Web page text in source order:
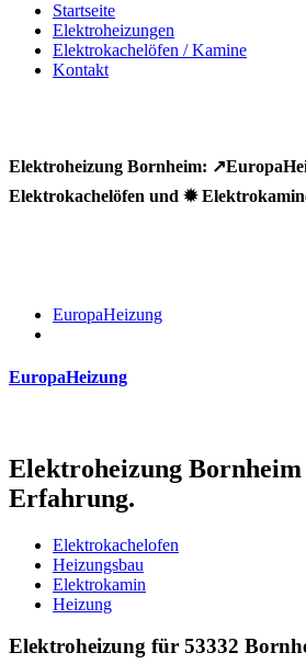
Startseite
Elektroheizungen
Elektrokachelöfen / Kamine
Kontakt
Elektroheizung Bornheim:
Elektrokachelöfen und ✹
EuropaHeizung
EuropaHeizung
Elektroheizung
Erfahrung.
Elektrokachelofen
Heizungsbau
Elektrokamin
Heizung
Elektroheizung für 53332